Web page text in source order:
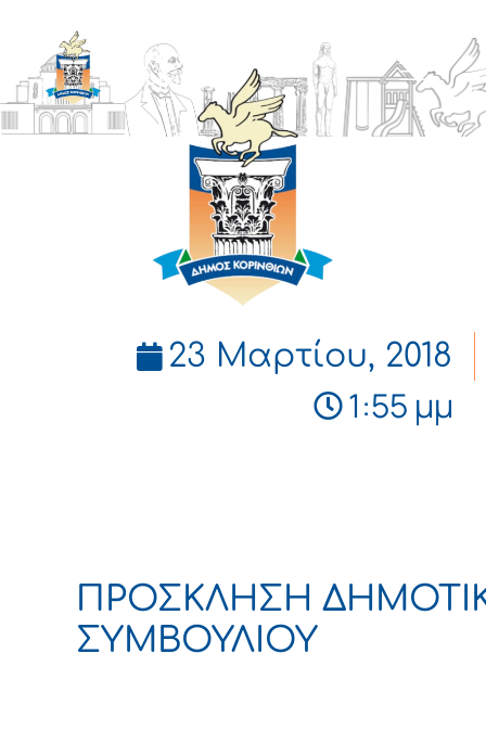
ΔΗΜΟΣ
ΚΟΡΙΝΘΙΩΝ
23 Μαρτίου, 2018
1:55 μμ
ΠΡΟΣΚΛΗΣΗ
ΣΥΜΒΟΥΛΙΟΥ